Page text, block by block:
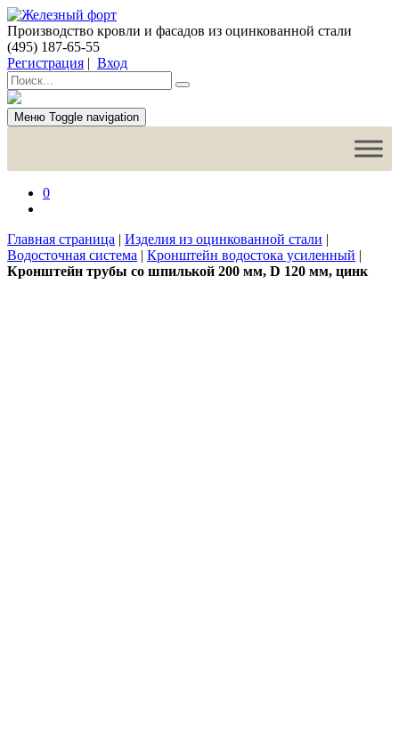
Производство кровли и фасадов из оцинкованной стали
(495) 187-65-55
Регистрация | Вход
Меню Toggle navigation
0
Главная страница | Изделия из оцинкованной стали |
Водосточная система | Кронштейн водостока усиленный |
Кронштейн трубы со шпилькой 200 мм, D 120 мм, цинк